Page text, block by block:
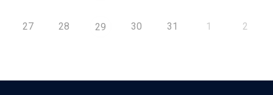
27 28 29 30 31 1 2